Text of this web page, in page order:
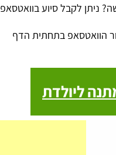
ניתן לקבל סיוע בוואטסאפ
הוואטסאפ בתחתית הדף
ליולדת